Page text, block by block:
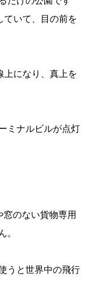
ていて、目の前を
上になり、真上を
ミナルビルが点灯
窓のない貨物専用
。
うと世界中の飛行